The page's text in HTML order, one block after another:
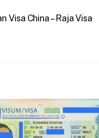
Visa China – Raja Visa